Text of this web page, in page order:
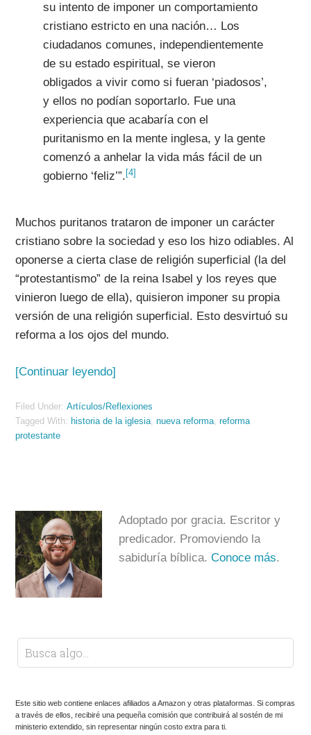
su intento de imponer un comportamiento
cristiano estricto en una nación… Los
ciudadanos comunes, independientemente
de su estado espiritual, se vieron
obligados a vivir como si fueran ‘piadosos’,
y ellos no podían soportarlo. Fue una
experiencia que acabaría con el
puritanismo en la mente inglesa, y la gente
comenzó a anhelar la vida más fácil de un
gobierno ‘feliz’”.[4]
Muchos puritanos trataron de imponer un carácter
cristiano sobre la sociedad y eso los hizo odiables. Al
oponerse a cierta clase de religión superficial (la del
“protestantismo” de la reina Isabel y los reyes que
vinieron luego de ella), quisieron imponer su propia
versión de una religión superficial. Esto desvirtuó su
reforma a los ojos del mundo.
[Continuar leyendo]
Filed Under:Artículos/Reflexiones
Tagged With: historia de la iglesia,nueva reforma,reforma
protestante
Adoptado por gracia. Escritor y
predicador. Promoviendo la
sabiduría bíblica.Conoce más.
Este sitio web contiene enlaces afiliados a Amazon y otras plataformas. Si compras
a través de ellos, recibiré una pequeña comisión que contribuirá al sostén de mi
ministerio extendido, sin representar ningún costo extra para ti.